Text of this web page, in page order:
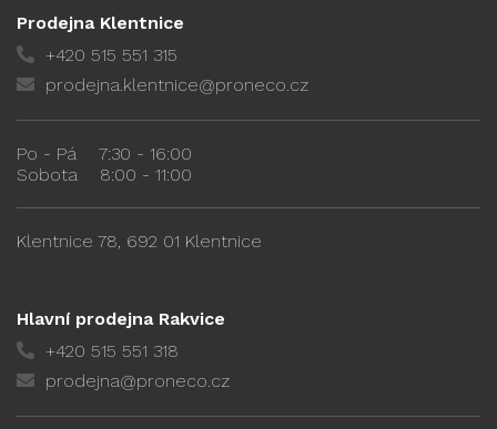
Prodejna Klentnice
+420 515 551 315
prodejna.klentnice@proneco.cz
Po - Pá
7:30 - 16:00
Sobota
8:00 - 11:00
Klentnice 78, 692 01 Klentnice
Hlavní prodejna Rakvice
+420 515 551 318
prodejna@proneco.cz